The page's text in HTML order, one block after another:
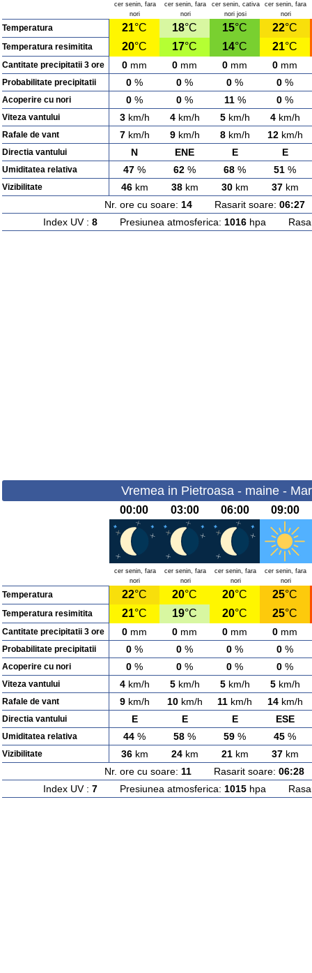
cer senin, fara
nori
cer senin, fara
nori
cer senin, cativa
nori josi
cer senin, fara
nori
Temperatura 21°C 18°C 15°C 22°C
Temperatura resimitita 20°C 17°C 14°C 21°C
Cantitate precipitatii 3 ore 0 mm 0 mm 0 mm 0 mm
Probabilitate precipitatii 0 % 0 % 0 % 0 %
Acoperire cu nori 0 % 0 % 11% 0 %
Viteza vantului 3km/h 4km/h 5km/h 4km/h
Rafale de vant 7km/h 9km/h 8km/h 12km/h
Directia vantului N ENE E E
Umiditatea relativa 47 % 62 % 68 % 51 %
Vizibilitate 46km 38km 30km 37km
Nr. ore cu soare: 14Rasarit soare: 06:27
Index UV : 8Presiunea atmosferica: 1016hpa
Vremea in Pietroasa - maine -
00:00 03:00 06:00 09:00
cer senin, fara
nori
cer senin, fara
nori
cer senin, fara
nori
cer senin, fara
nori
Temperatura 22°C 20°C 20°C 25°C
Temperatura resimitita 21°C 19°C 20°C 25°C
Cantitate precipitatii 3 ore 0 mm 0 mm 0 mm 0 mm
Probabilitate precipitatii 0 % 0 % 0 % 0 %
Acoperire cu nori 0 % 0 % 0 % 0 %
Viteza vantului 4km/h 5km/h 5km/h 5km/h
Rafale de vant 9km/h 10km/h 11 km/h 14km/h
Directia vantului E E E ESE
Umiditatea relativa 44 % 58 % 59 % 45 %
Vizibilitate 36km 24km 21km 37km
Nr. ore cu soare: 11 Rasarit soare: 06:28
Index UV : 7Presiunea atmosferica: 1015hpa